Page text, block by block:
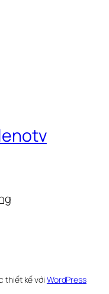
thiết kế với WordPress